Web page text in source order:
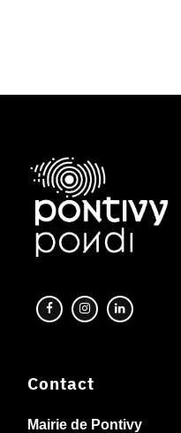
Contact
Mairie de Pontivy